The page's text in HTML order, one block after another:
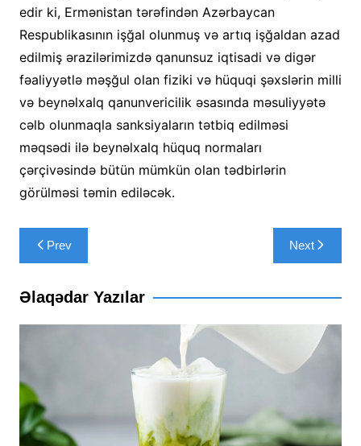
edir ki, Ermənistan tərəfindən Azərbaycan
Respublikasının işğal olunmuş və artıq işğaldan azad
edilmiş ərazilərimizdə qanunsuz iqtisadi və digər
fəaliyyətlə məşğul olan fiziki və hüquqi şəxslərin milli
və beynəlxalq qanunvericilik əsasında məsuliyyətə
cəlb olunmaqla sanksiyaların tətbiq edilməsi
məqsədi ilə beynəlxalq hüquq normaları
çərçivəsində bütün mümkün olan tədbirlərin
görülməsi təmin ediləcək.
Yazı
naviqasiyası
Prev Next
Əlaqədar Yazılar